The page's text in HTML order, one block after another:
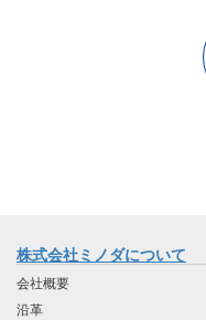
株式会社ミノダについて
会社概要
沿革